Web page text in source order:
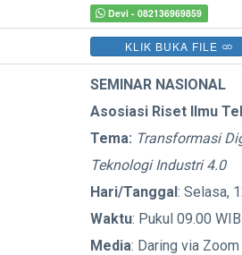
Devi - 082136969859
KLIK BUKA FILE
SEMINAR NASIONAL
Asosiasi Riset Ilmu
Tema: Transformasi
Teknologi Industri 4.0
Hari/Tanggal: Selasa,
Waktu: Pukul 09.00
Media: Daring via